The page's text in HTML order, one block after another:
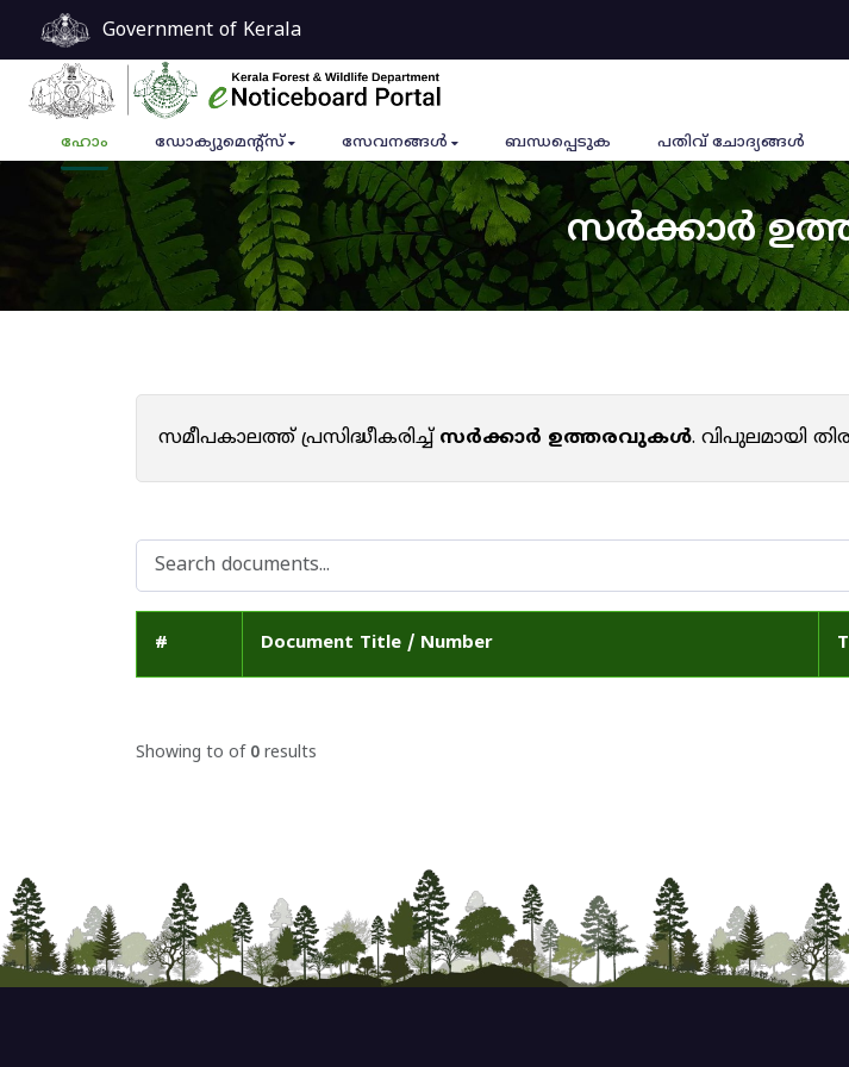
Government of Kerala
ഹോം ഡോക്യുമെൻ്റ്സ് സേവനങ്ങൾ ബന്ധപ്പെടുക പതിവ് ചോദ്യങ്ങൾ
സർക്കാർ
സമീപകാലത്ത് പ്രസിദ്ധീകരിച്ച്സർക്കാർ ഉത്തരവുകൾ. വിപുലമായി
# Document Title / Number
Showing to of 0 results